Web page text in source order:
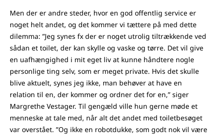
Men der er andre steder, hvor en god offentlig service er
noget helt andet, og det kommer vi tættere på med dette
dilemma: ”Jeg synes fx der er noget utrolig tiltrækkende ved
sådan et toilet, der kan skylle og vaske og tørre. Det vil give
en uafhængighed i mit eget liv at kunne håndtere nogle
personlige ting selv, som er meget private. Hvis det skulle
blive aktuelt, synes jeg ikke, man behøver at have en
relation til en, der kommer og ordner det for en,” siger
Margrethe Vestager. Til gengæld ville hun gerne møde et
menneske at tale med, når alt det andet med toiletbesøget
var overstået. ”Og ikke en robotdukke, som godt nok vil være